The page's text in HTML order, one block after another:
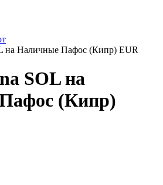
на Наличные Пафос (Кипр) EUR
SOL на
(Кипр)